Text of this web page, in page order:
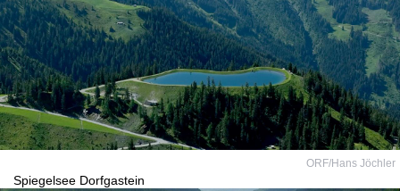
ORF/Hans Jöchler
Spiegelsee Dorfgastein